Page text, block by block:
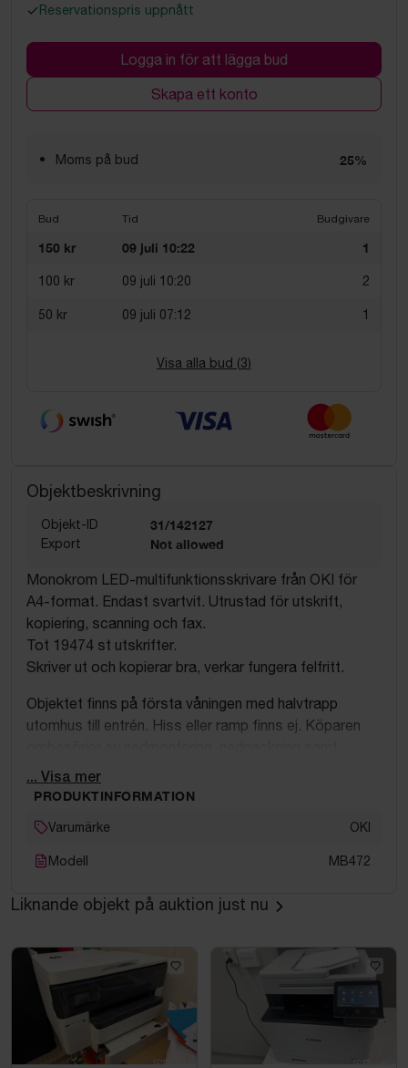
Reservationspris uppnått
Logga in för att lägga bud
Skapa ett konto
Moms på bud 25%
Bud Tid Budgivare
150 kr 09 juli 10:22 1
100 kr 09 juli 10:20 2
50 kr 09 juli 07:12 1
Visa alla bud (3)
Objektbeskrivning
Objekt-ID 31/142127
Export Not allowed
Monokrom LED-multifunktionsskrivare från OKI för
A4-format. Endast svartvit. Utrustad för utskrift,
kopiering, scanning och fax.
Tot 19474 st utskrifter.
Skriver ut och kopierar bra, verkar fungera felfritt.
Objektet finns på första våningen med halvtrapp
utomhus till entrén. Hiss eller ramp finns ej. Köparen
emballage. Bärhjälp eller pirra finns ej på plats.
... Visa mer
PRODUKTINFORMATION
Varumärke OKI
Modell MB472
Liknande objekt på auktion just nu